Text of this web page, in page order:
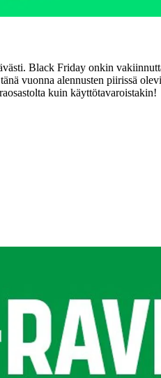
Black Friday onkin
vuonna alennusten piirissä
kuin käyttötavaroistakin!